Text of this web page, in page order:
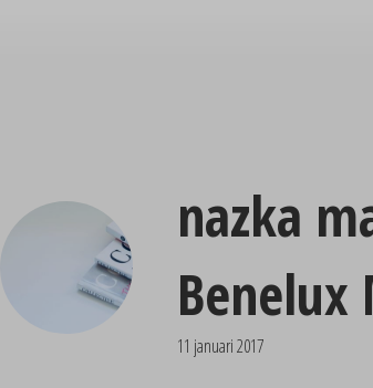
nazka
Benelux
11 januari 2017